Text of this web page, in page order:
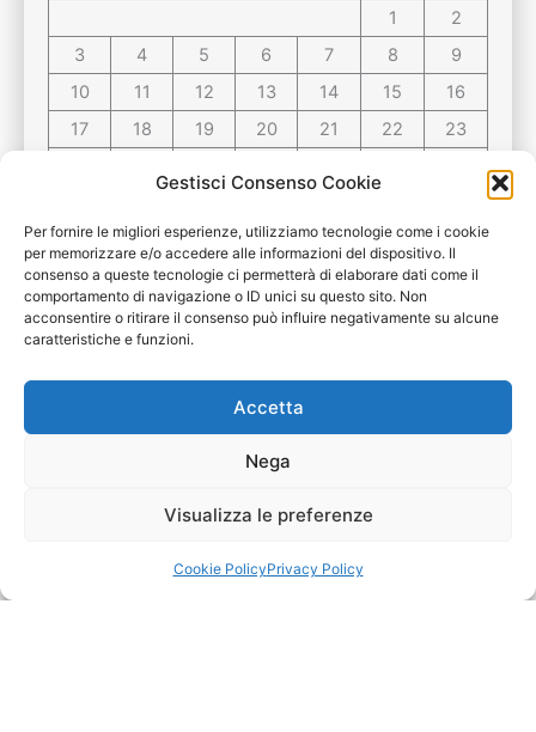
Gestisci Consenso Cookie
Per fornire le migliori esperienze, utilizziamo tecnologie come i cookie
per memorizzare e/o accedere alle informazioni del dispositivo. Il
consenso a queste tecnologie ci permetterà di elaborare dati come il
comportamento di navigazione o ID unici su questo sito. Non
acconsentire o ritirare il consenso può influire negativamente su alcune
caratteristiche e funzioni.
Accetta
Nega
Visualizza le preferenze
Cookie PolicyPrivacy Policy
1
2
3
4 5 6 7 8
9
10
11 12 13 14 15
16
17
18 19 20 21 22
23
« Mag
Gruppi
Matrimonio
Cammini
Basilica